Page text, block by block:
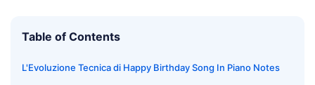
Table of Contents
L'Evoluzione Tecnica di Happy Birthday Song In Piano Notes